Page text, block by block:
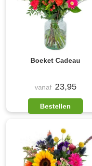
Boeket Cadeau
vanaf 23,95
Bestellen